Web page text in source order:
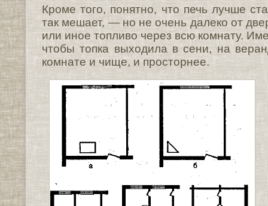
Кроме того, понятно, что печь лучше
так мешает, — но не очень далеко от
или иное топливо через всю комнату.
чтобы топка выходила в сени, на
комнате и чище, и просторнее.